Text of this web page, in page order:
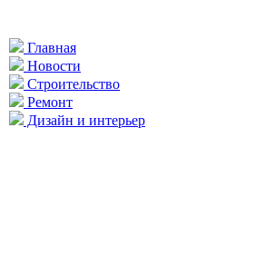
Главная
Новости
Строительство
Ремонт
Дизайн и интерьер